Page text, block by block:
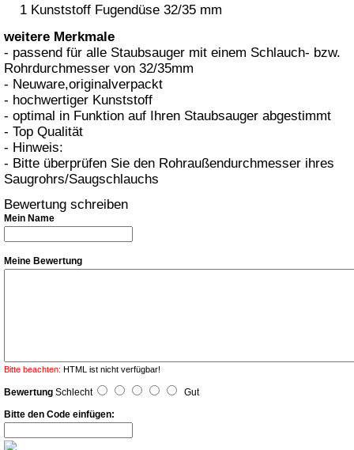
1 Kunststoff Fugendüse 32/35 mm
weitere Merkmale
- passend für alle Staubsauger mit einem Schlauch- bzw.
Rohrdurchmesser von 32/35mm
- Neuware,originalverpackt
- hochwertiger Kunststoff
- optimal in Funktion auf Ihren Staubsauger abgestimmt
- Top Qualität
- Hinweis:
- Bitte überprüfen Sie den Rohraußendurchmesser ihres
Saugrohrs/Saugschlauchs
Bewertung schreiben
Mein Name
Meine Bewertung
Bitte beachten: HTML ist nicht verfügbar!
Bewertung Schlecht
Gut
Bitte den Code einfügen: